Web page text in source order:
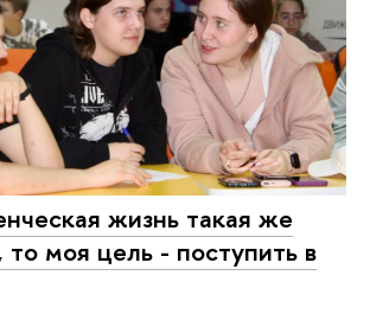
жизнь такая же
то моя цель - поступить в